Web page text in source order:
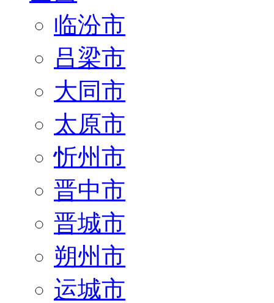
临汾市
吕梁市
大同市
太原市
忻州市
晋中市
晋城市
朔州市
运城市